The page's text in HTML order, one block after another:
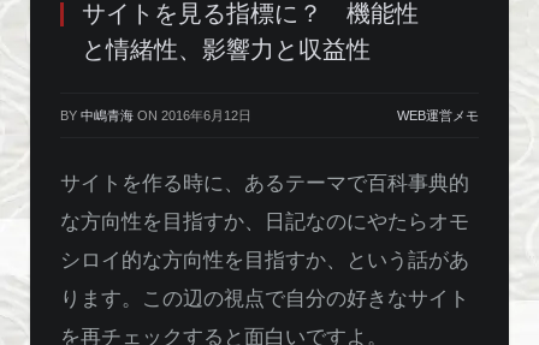
サイトを見る指標に？ 機能性
と情緒性、影響力と収益性
BY 中嶋青海 ON 2016年6月12日 WEB運営メモ
サイトを作る時に、あるテーマで百科事典的
な方向性を目指すか、日記なのにやたらオモ
シロイ的な方向性を目指すか、という話があ
ります。この辺の視点で自分の好きなサイト
を再チェックすると面白いですよ。